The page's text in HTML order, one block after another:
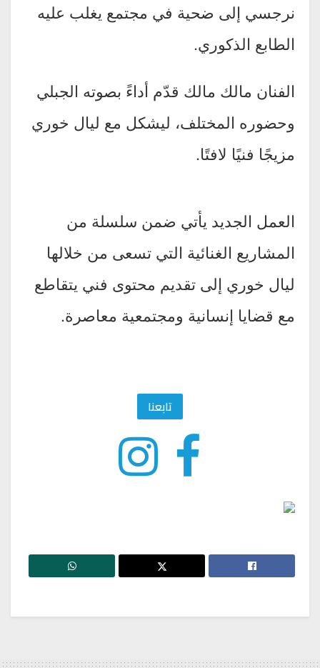
نرجسي إلى ضحية في مجتمع يغلب عليه
الطابع الذكوري.
الفنان مالك مالك قدّم أداءً بصوته الجبلي
وحضوره المختلف، ليشكل مع ليال خوري
مزيجًا فنيًا لافتًا.
العمل الجديد يأتي ضمن سلسلة من
المشاريع الغنائية التي تسعى من خلالها
ليال خوري إلى تقديم محتوى فني يتقاطع
مع قضايا إنسانية ومجتمعية معاصرة.
تابعنا